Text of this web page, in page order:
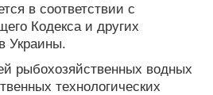
в соответствии с
Кодекса и других
Украины.
рыбохозяйственных водных
технологических